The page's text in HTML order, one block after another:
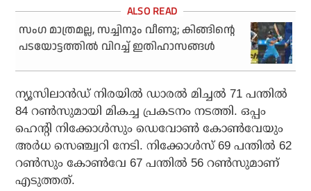
സംഗ മാത്രമല്ല, സച്ചിനും വീണു; കിങ്ങിന്റെ
പടയോട്ടത്തില്‍ വിറച്ച് ഇതിഹാസങ്ങള്‍
ന്യൂസിലാന്‍ഡ് നിരയില്‍ ഡാരല്‍ മിച്ചല്‍ 71 പന്തില്‍
84 റണ്‍സുമായി മികച്ച പ്രകടനം നടത്തി. ഒപ്പം
ഹെന്റി നിക്കോള്‍സും ഡെവോണ്‍ കോണ്‍വേയും
അര്‍ധ സെഞ്ച്വറി നേടി. നിക്കോള്‍സ് 69 പന്തില്‍ 62
റണ്‍സും കോണ്‍വേ 67 പന്തില്‍ 56 റണ്‍സുമാണ്
എടുത്തത്.